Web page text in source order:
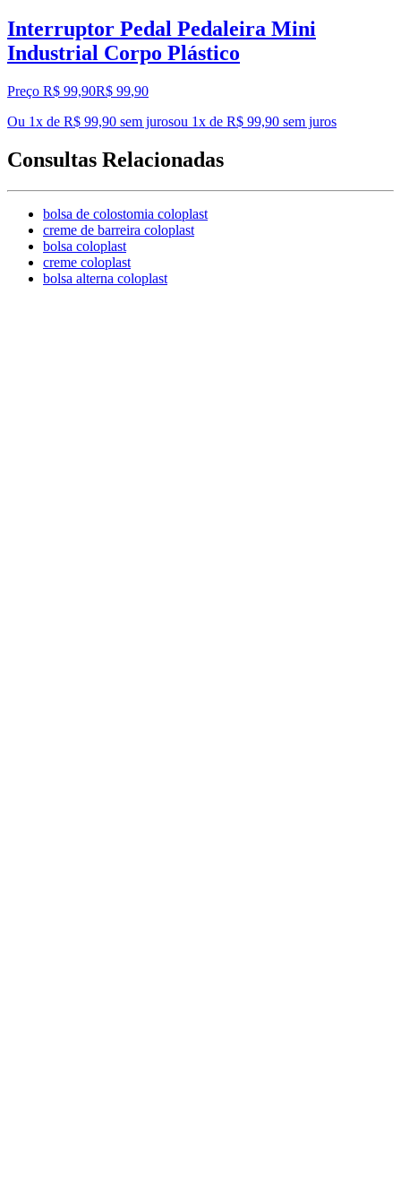
Interruptor Pedal Pedaleira Mini
Industrial Corpo Plástico
Preço R$ 99,90R$ 99,90
Ou 1x de R$ 99,90 sem jurosou 1x de R$ 99,90 sem juros
Consultas Relacionadas
bolsa de colostomia coloplast
creme de barreira coloplast
bolsa coloplast
creme coloplast
bolsa alterna coloplast